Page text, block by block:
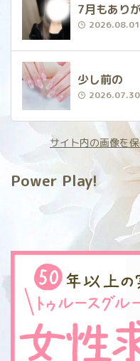
7月もあり
少し前の
サイト内の画像を
Power Play!